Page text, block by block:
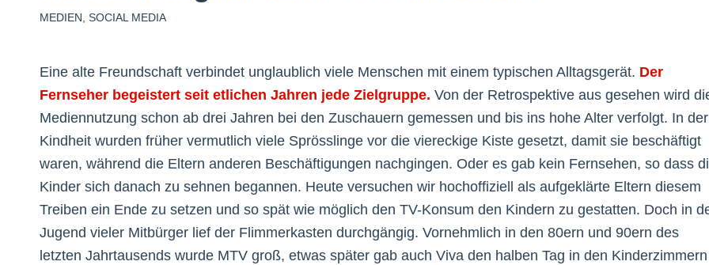
MEDIEN SOCIAL MEDIA
Eine alte Freundschaft verbindet unglaublich viele Menschen mit einem typischen Alltagsgerät. Der
Fernseher begeistert seit etlichen Jahren jede Zielgruppe. Von der Retrospektive aus gesehen wird
Mediennutzung schon ab drei Jahren bei den Zuschauern gemessen und bis ins hohe Alter verfolgt. In der
Kindheit wurden früher vermutlich viele Sprösslinge vor die viereckige Kiste gesetzt, damit sie beschäftigt
waren, während die Eltern anderen Beschäftigungen nachgingen. Oder es gab kein Fernsehen, so dass
Kinder sich danach zu sehnen begannen. Heute versuchen wir hochoffiziell als aufgeklärte Eltern diesem
Treiben ein Ende zu setzen und so spät wie möglich den TV-Konsum den Kindern zu gestatten. Doch in
Jugend vieler Mitbürger lief der Flimmerkasten durchgängig. Vornehmlich in den 80ern und 90ern des
letzten Jahrtausends wurde MTV groß, etwas später gab auch Viva den halben Tag in den Kinderzimmern